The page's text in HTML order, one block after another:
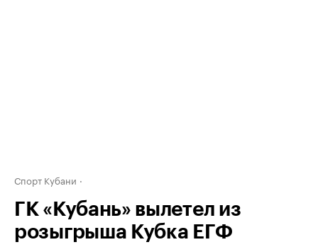
Спорт Кубани
ГК «Кубань» вылетел из
розыгрыша Кубка ЕГФ